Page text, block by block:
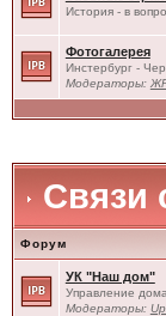
История - в
Фотогалерея
Инстербург -
Модераторы:
Связи
Форум
УК "Наш дом"
Управление
Модераторы: